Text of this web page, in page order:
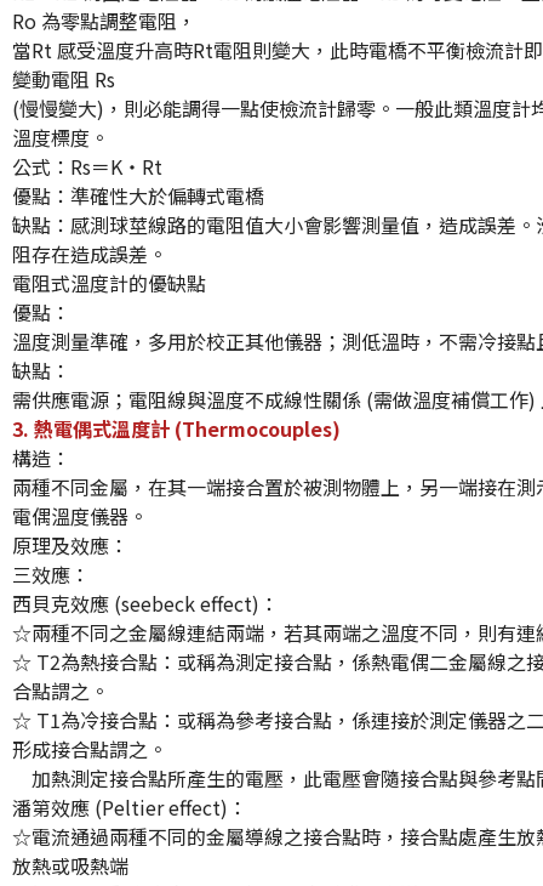
Ro 為零點調整電阻，
當Rt 感受溫度升高時Rt電阻則變大，此時電橋不平衡檢流計
變動電阻 Rs
(慢慢變大)，則必能調得一點使檢流計歸零。一般此類溫度計
溫度標度。
公式：Rs＝K‧Rt
優點：準確性大於偏轉式電橋
缺點：感測球莖線路的電阻值大小會影響測量值，造成誤差
阻存在造成誤差。
電阻式溫度計的優缺點
優點：
溫度測量準確，多用於校正其他儀器；測低溫時，不需冷接
缺點：
需供應電源；電阻線與溫度不成線性關係 (需做溫度補償工作
3. 熱電偶式溫度計 (Thermocouples)
構造：
兩種不同金屬，在其一端接合置於被測物體上，另一端接在
電偶溫度儀器。
原理及效應：
三效應：
西貝克效應 (seebeck effect)：
☆兩種不同之金屬線連結兩端，若其兩端之溫度不同，則有連
☆ T2為熱接合點：或稱為測定接合點，係熱電偶二金屬線之
合點謂之。
☆ T1為冷接合點：或稱為參考接合點，係連接於測定儀器之
形成接合點謂之。
加熱測定接合點所產生的電壓，此電壓會隨接合點與參考
潘第效應 (Peltier effect)：
☆電流通過兩種不同的金屬導線之接合點時，接合點處產生放
放熱或吸熱端